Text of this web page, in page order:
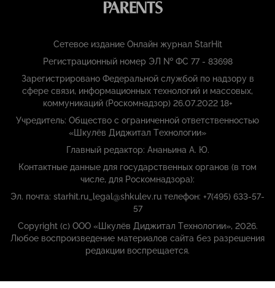
Сетевое издание Онлайн журнал StarHit
Регистрационный номер ЭЛ № ФС 77 - 83698
Зарегистрировано Федеральной службой по надзору в
сфере связи, информационных технологий и массовых,
коммуникаций (Роскомнадзор) 26.07.2022 18+
Учредитель: Общество с ограниченной ответственностью
«Шкулёв Диджитал Технологии»
Главный редактор: Ананьина А. Ю.
Контактные данные для государственных органов (в том
числе, для Роскомнадзора):
Эл. почта: starhit.ru_legal@shkulev.ru телефон: +7(495) 633-57-
57
Copyright (с) ООО «Шкулёв Диджитал Технологии», 2026.
Любое воспроизведение материалов сайта без разрешения
редакции воспрещается.